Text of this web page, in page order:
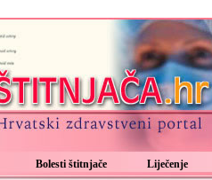
Bolesti štitnjače Liječenje